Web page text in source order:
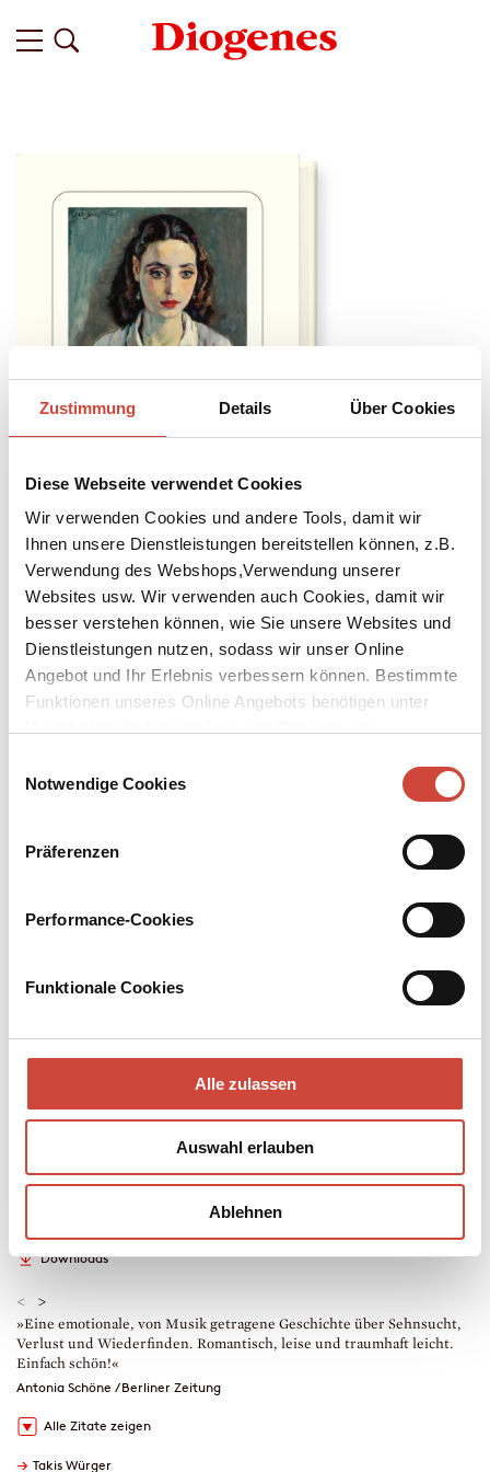
Zustimmung Details Über Cookies
Diese Webseite verwendet Cookies
Wir verwenden Cookies und andere Tools, damit wir
Ihnen unsere Dienstleistungen bereitstellen können, z.B.
Verwendung des Webshops,Verwendung unserer
Websites usw. Wir verwenden auch Cookies, damit wir
besser verstehen können, wie Sie unsere Websites und
Dienstleistungen nutzen, sodass wir unser Online
Angebot und Ihr Erlebnis verbessern können. Bestimmte
Funktionen unseres Online Angebots benötigen unter
Notwendige Cookies
Präferenzen
Performance-Cookies
Funktionale Cookies
Alle zulassen
Auswahl erlauben
Ablehnen
↘
Kaufen
Für Polina
Als er vierzehn ist, verliebt sich Hannes Prager in das Mädchen
Polina. Um ihr seine Liebe zu zeigen, komponiert der wundersam
Wünschen umfasst. Doch sein Leben nimmt eine
unvorhergesehene Wendung, Hannes hört auf, Klavier zu spielen
nichts als Leere fühlt, erkennt Hannes: Er muss Polina
wiederfinden. Und das Einzige, womit er sie erreichen kann, ist
Hardcover Leinen
erschienen am 26. Februar 2025
978-3-257-07335-5
€ (D) 26.00 / sFr 35.00* / € (A) 26.80
Auch erhältlich als
Hörprobe
Downloads
< >
»Eine emotionale, von Musik getragene Geschichte über Sehnsucht,
Verlust und Wiederfinden. Romantisch, leise und traumhaft leicht.
Einfach schön!«
Antonia Schöne / Berliner Zeitung
Alle Zitate zeigen
→ Takis Würger